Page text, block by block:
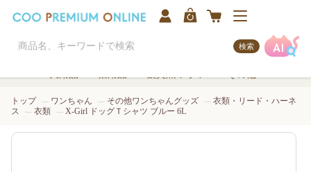
検索
トップ ワンちゃん その他ワンちゃんグッズ
衣類・リード・ハーネ
ス
衣類 X-Girl ドッグＴシャツ ブルー 6L